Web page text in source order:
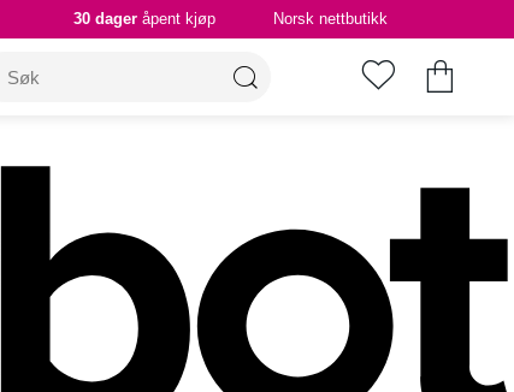
30 dager åpent kjøp Norsk nettbutikk